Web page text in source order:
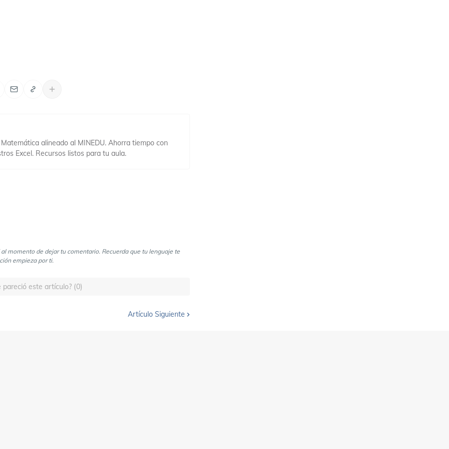
en Telegram
en LinkedIn
Compartir por correo
alineado al MINEDU. Ahorra tiempo con
Excel. Recursos listos para tu aula.
momento de dejar tu comentario. Recuerda que tu lenguaje te
empieza por ti.
pareció este artículo? (0)
Artículo Siguiente